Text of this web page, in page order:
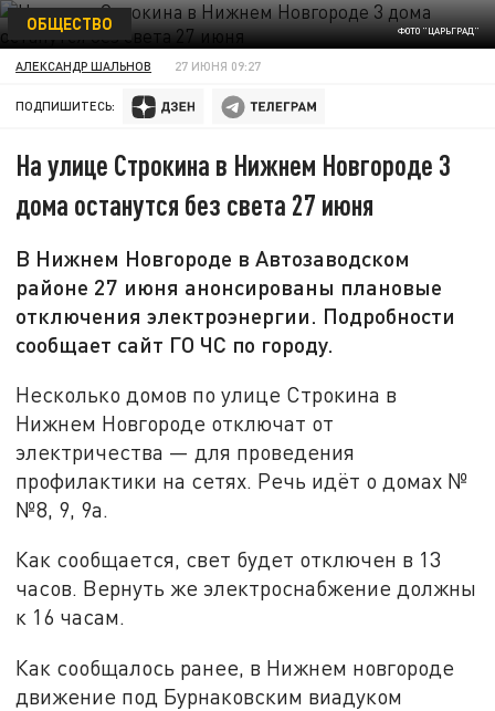
ФОТО "ЦАРЬГРАД"
ОБЩЕСТВО
АЛЕКСАНДР ШАЛЬНОВ 27 ИЮНЯ 09:27
ПОДПИШИТЕСЬ:
На улице Строкина в Нижнем Новгороде 3
дома останутся без света 27 июня
В Нижнем Новгороде в Автозаводском
районе 27 июня анонсированы плановые
отключения электроэнергии. Подробности
сообщает сайт ГО ЧС по городу.
Несколько домов по улице Строкина в
Нижнем Новгороде отключат от
электричества — для проведения
профилактики на сетях. Речь идёт о домах №
№8, 9, 9а.
Как сообщается, свет будет отключен в 13
часов. Вернуть же электроснабжение должны
к 16 часам.
Как сообщалось ранее, в Нижнем новгороде
движение под Бурнаковским виадуком